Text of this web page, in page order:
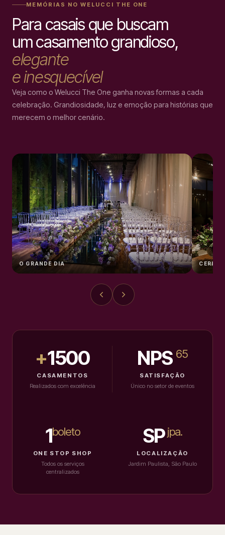
MEMÓRIAS NO WELUCCI THE ONE
Para casais que buscam
um casamento grandioso,
elegante
e inesquecível
Veja como o Welucci The One ganha novas formas a cada
celebração. Grandiosidade, luz e emoção para histórias que
merecem o melhor cenário.
O GRANDE DIA
+1500
CASAMENTOS
Realizados com excelência
NPS 65
SATISFAÇÃO
Único no setor de eventos
1boleto
ONE STOP SHOP
Todos os serviços
centralizados
SPjpa.
LOCALIZAÇÃO
Jardim Paulista, São Paulo